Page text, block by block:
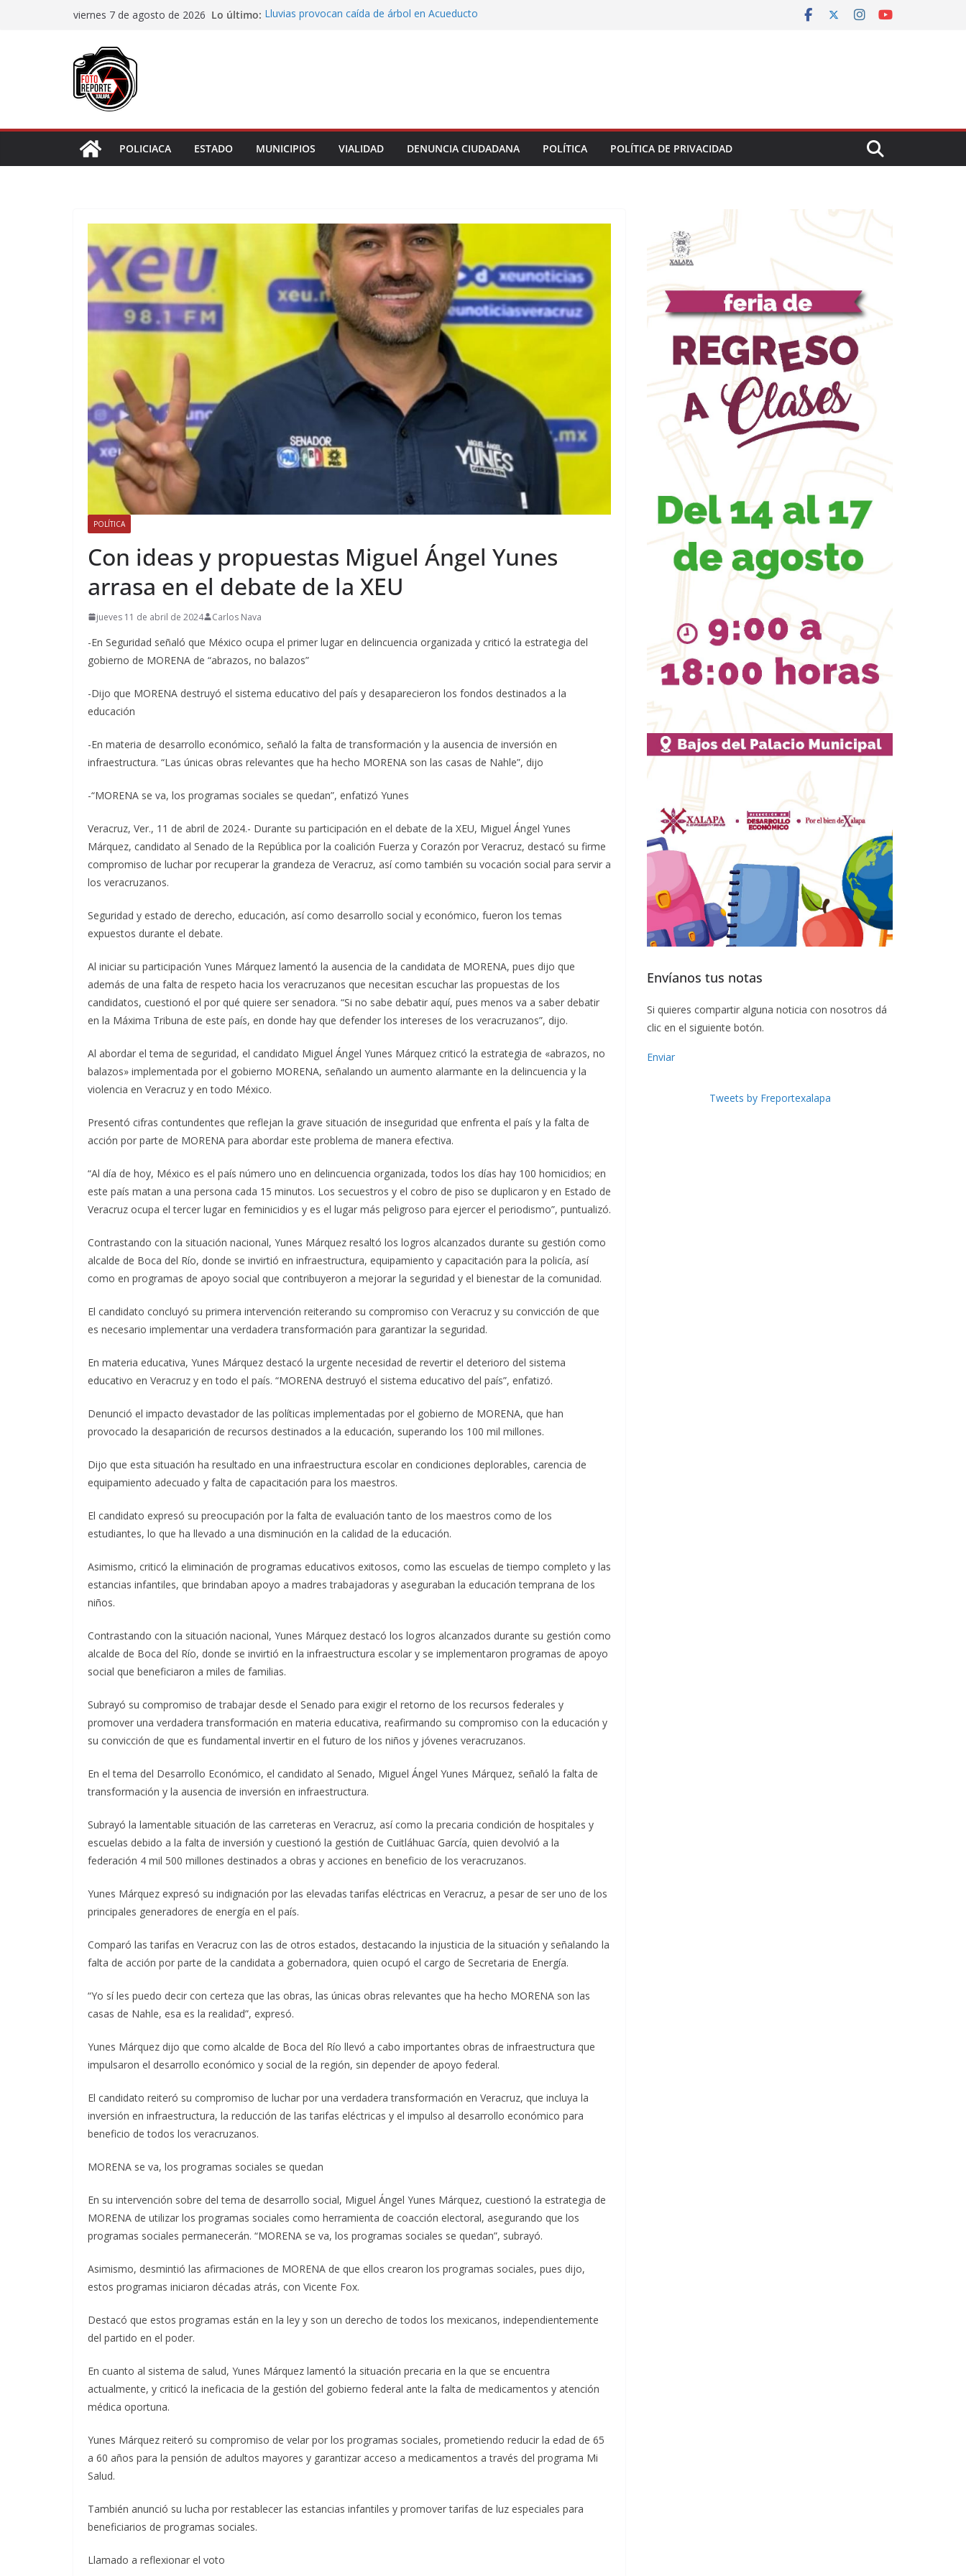
viernes 7 de agosto de 2026 Lo último: Lluvias provocan caída de árbol en Acueducto
incumplimiento de obra y falta de pago
POLICIACA
ESTADO MUNICIPIOS VIALIDAD DENUNCIA CIUDADANA POLÍTICA POLÍTICA DE PRIVACIDAD
POLÍTICA
Con ideas y propuestas Miguel Ángel Yunes
arrasa en el debate de la XEU
jueves 11 de abril de 2024 Carlos Nava
-En Seguridad señaló que México ocupa el primer lugar en delincuencia organizada y criticó la estrategia del
gobierno de MORENA de “abrazos, no balazos”
-Dijo que MORENA destruyó el sistema educativo del país y desaparecieron los fondos destinados a la
educación
-En materia de desarrollo económico, señaló la falta de transformación y la ausencia de inversión en
infraestructura. “Las únicas obras relevantes que ha hecho MORENA son las casas de Nahle”, dijo
-“MORENA se va, los programas sociales se quedan”, enfatizó Yunes
Veracruz, Ver., 11 de abril de 2024.- Durante su participación en el debate de la XEU, Miguel Ángel Yunes
Márquez, candidato al Senado de la República por la coalición Fuerza y Corazón por Veracruz, destacó su firme
compromiso de luchar por recuperar la grandeza de Veracruz, así como también su vocación social para servir a
los veracruzanos.
Seguridad y estado de derecho, educación, así como desarrollo social y económico, fueron los temas
expuestos durante el debate.
Al iniciar su participación Yunes Márquez lamentó la ausencia de la candidata de MORENA, pues dijo que
además de una falta de respeto hacia los veracruzanos que necesitan escuchar las propuestas de los
candidatos, cuestionó el por qué quiere ser senadora. “Si no sabe debatir aquí, pues menos va a saber debatir
en la Máxima Tribuna de este país, en donde hay que defender los intereses de los veracruzanos”, dijo.
Al abordar el tema de seguridad, el candidato Miguel Ángel Yunes Márquez criticó la estrategia de «abrazos, no
balazos» implementada por el gobierno MORENA, señalando un aumento alarmante en la delincuencia y la
violencia en Veracruz y en todo México.
Presentó cifras contundentes que reflejan la grave situación de inseguridad que enfrenta el país y la falta de
acción por parte de MORENA para abordar este problema de manera efectiva.
“Al día de hoy, México es el país número uno en delincuencia organizada, todos los días hay 100 homicidios; en
este país matan a una persona cada 15 minutos. Los secuestros y el cobro de piso se duplicaron y en Estado de
Veracruz ocupa el tercer lugar en feminicidios y es el lugar más peligroso para ejercer el periodismo”, puntualizó.
Contrastando con la situación nacional, Yunes Márquez resaltó los logros alcanzados durante su gestión como
alcalde de Boca del Río, donde se invirtió en infraestructura, equipamiento y capacitación para la policía, así
como en programas de apoyo social que contribuyeron a mejorar la seguridad y el bienestar de la comunidad.
El candidato concluyó su primera intervención reiterando su compromiso con Veracruz y su convicción de que
es necesario implementar una verdadera transformación para garantizar la seguridad.
En materia educativa, Yunes Márquez destacó la urgente necesidad de revertir el deterioro del sistema
educativo en Veracruz y en todo el país. “MORENA destruyó el sistema educativo del país”, enfatizó.
Denunció el impacto devastador de las políticas implementadas por el gobierno de MORENA, que han
provocado la desaparición de recursos destinados a la educación, superando los 100 mil millones.
Dijo que esta situación ha resultado en una infraestructura escolar en condiciones deplorables, carencia de
equipamiento adecuado y falta de capacitación para los maestros.
El candidato expresó su preocupación por la falta de evaluación tanto de los maestros como de los
estudiantes, lo que ha llevado a una disminución en la calidad de la educación.
Asimismo, criticó la eliminación de programas educativos exitosos, como las escuelas de tiempo completo y las
estancias infantiles, que brindaban apoyo a madres trabajadoras y aseguraban la educación temprana de los
niños.
Contrastando con la situación nacional, Yunes Márquez destacó los logros alcanzados durante su gestión como
alcalde de Boca del Río, donde se invirtió en la infraestructura escolar y se implementaron programas de apoyo
social que beneficiaron a miles de familias.
Subrayó su compromiso de trabajar desde el Senado para exigir el retorno de los recursos federales y
promover una verdadera transformación en materia educativa, reafirmando su compromiso con la educación y
su convicción de que es fundamental invertir en el futuro de los niños y jóvenes veracruzanos.
En el tema del Desarrollo Económico, el candidato al Senado, Miguel Ángel Yunes Márquez, señaló la falta de
transformación y la ausencia de inversión en infraestructura.
Subrayó la lamentable situación de las carreteras en Veracruz, así como la precaria condición de hospitales y
escuelas debido a la falta de inversión y cuestionó la gestión de Cuitláhuac García, quien devolvió a la
federación 4 mil 500 millones destinados a obras y acciones en beneficio de los veracruzanos.
Yunes Márquez expresó su indignación por las elevadas tarifas eléctricas en Veracruz, a pesar de ser uno de los
principales generadores de energía en el país.
Comparó las tarifas en Veracruz con las de otros estados, destacando la injusticia de la situación y señalando la
falta de acción por parte de la candidata a gobernadora, quien ocupó el cargo de Secretaria de Energía.
“Yo sí les puedo decir con certeza que las obras, las únicas obras relevantes que ha hecho MORENA son las
casas de Nahle, esa es la realidad”, expresó.
Yunes Márquez dijo que como alcalde de Boca del Río llevó a cabo importantes obras de infraestructura que
impulsaron el desarrollo económico y social de la región, sin depender de apoyo federal.
El candidato reiteró su compromiso de luchar por una verdadera transformación en Veracruz, que incluya la
inversión en infraestructura, la reducción de las tarifas eléctricas y el impulso al desarrollo económico para
beneficio de todos los veracruzanos.
MORENA se va, los programas sociales se quedan
En su intervención sobre del tema de desarrollo social, Miguel Ángel Yunes Márquez, cuestionó la estrategia de
MORENA de utilizar los programas sociales como herramienta de coacción electoral, asegurando que los
programas sociales permanecerán. “MORENA se va, los programas sociales se quedan”, subrayó.
Asimismo, desmintió las afirmaciones de MORENA de que ellos crearon los programas sociales, pues dijo,
estos programas iniciaron décadas atrás, con Vicente Fox.
Destacó que estos programas están en la ley y son un derecho de todos los mexicanos, independientemente
del partido en el poder.
En cuanto al sistema de salud, Yunes Márquez lamentó la situación precaria en la que se encuentra
actualmente, y criticó la ineficacia de la gestión del gobierno federal ante la falta de medicamentos y atención
médica oportuna.
Yunes Márquez reiteró su compromiso de velar por los programas sociales, prometiendo reducir la edad de 65
a 60 años para la pensión de adultos mayores y garantizar acceso a medicamentos a través del programa Mi
Salud.
También anunció su lucha por restablecer las estancias infantiles y promover tarifas de luz especiales para
beneficiarios de programas sociales.
Llamado a reflexionar el voto
Envíanos tus notas
Si quieres compartir alguna noticia con nosotros dá
clic en el siguiente botón.
Enviar
Tweets by Freportexalapa